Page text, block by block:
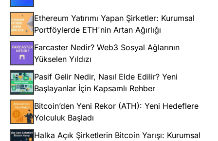
Ethereum Yatırımı Yapan Şirketler: Kurumsal
Portföylerde ETH'nin Artan Ağırlığı
Farcaster Nedir? Web3 Sosyal Ağlarının
Yükselen Yıldızı
Pasif Gelir Nedir, Nasıl Elde Edilir? Yeni
Başlayanlar İçin Kapsamlı Rehber
Bitcoin’den Yeni Rekor (ATH): Yeni Hedeflere
Yolculuk Başladı
Halka Açık Şirketlerin Bitcoin Yarışı: Kurumsal